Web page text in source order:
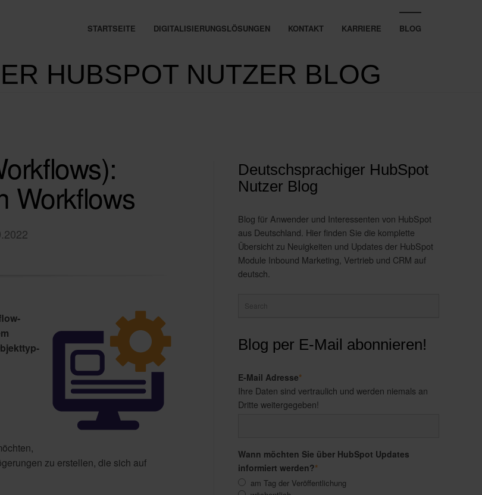
STARTSEITE DIGITALISIERUNGSLÖSUNGEN KONTAKT KARRIERE BLOG
HUBSPOT NUTZER BLOG
Workflows
zu erstellen, die sich auf
Deutschsprachiger HubSpot
Nutzer Blog
Blog für Anwender und Interessenten von HubSpot
aus Deutschland. Hier finden Sie die komplette
Übersicht zu Neuigkeiten und Updates der HubSpot
Module Inbound Marketing, Vertrieb und CRM auf
deutsch.
Blog per E-Mail abonnieren!
E-Mail Adresse*
Ihre Daten sind vertraulich und werden niemals an
Dritte weitergegeben!
Wann möchten Sie über HubSpot Updates
informiert werden?*
am Tag der Veröffentlichung